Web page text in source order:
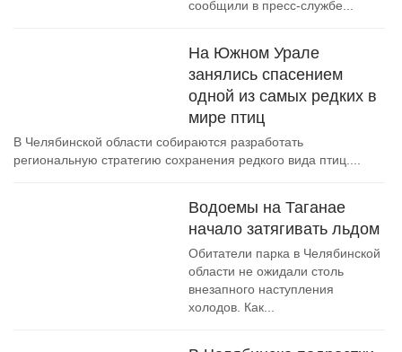
сообщили в пресс-службе...
На Южном Урале
занялись спасением
одной из самых редких в
мире птиц
В Челябинской области собираются разработать
региональную стратегию сохранения редкого вида птиц....
Водоемы на Таганае
начало затягивать льдом
Обитатели парка в Челябинской
области не ожидали столь
внезапного наступления
холодов. Как...